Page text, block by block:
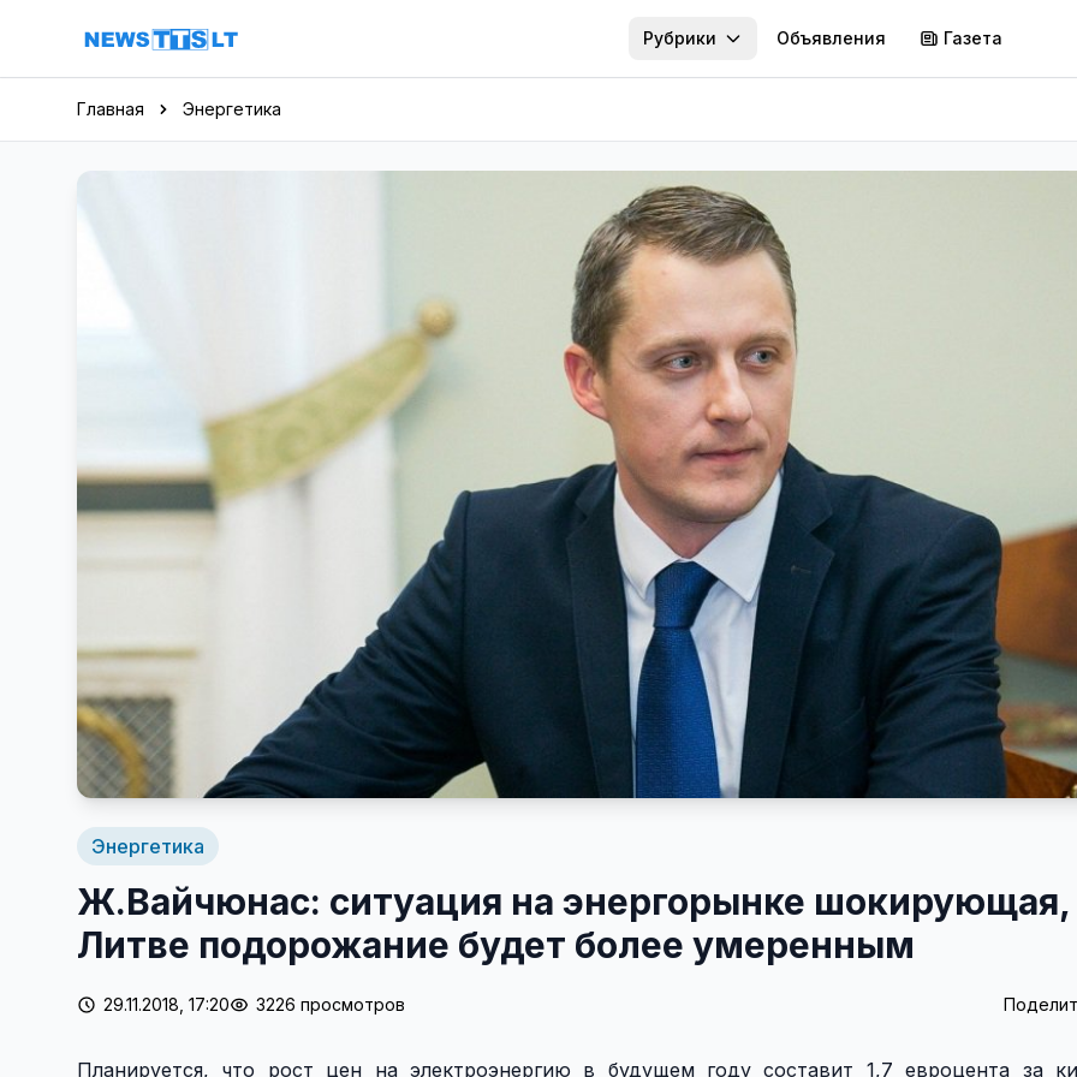
Перейти к содержимому
Рубрики Объявления Газета
Главная Энергетика
Энергетика
Ж.Вайчюнас: ситуация на энергорынке шокирующая,
Литве подорожание будет более умеренным
29.11.2018, 17:20 3226 просмотров
Планируется, что рост цен на электроэнергию в будущем году составит 1,7 евроцента за